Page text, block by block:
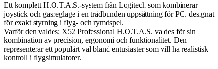
Ett komplett H.O.T.A.S.-system från Logitech som kombinerar
joystick och gasreglage i en trådbunden uppsättning för PC, designat
för exakt styrning i flyg- och rymdspel.
Varför den valdes: X52 Professional H.O.T.A.S. valdes för sin
kombination av precision, ergonomi och funktionalitet. Den
representerar ett populärt val bland entusiaster som vill ha realistisk
kontroll i flygsimulatorer.